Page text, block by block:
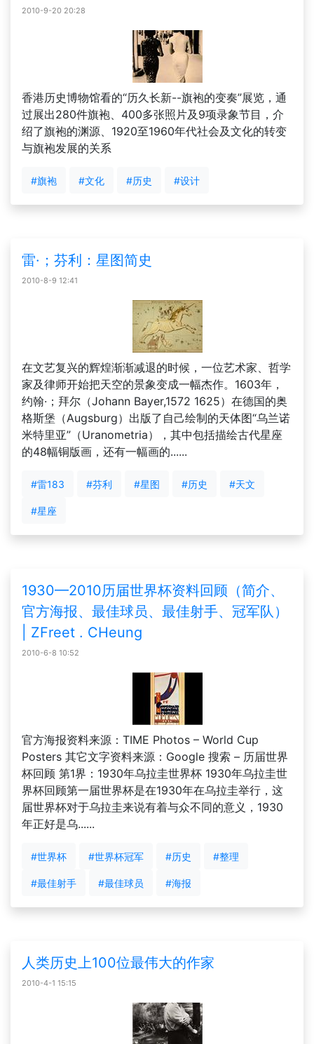
2010-9-20 20:28
香港历史博物馆看的“历久长新--旗袍的变奏”展览，通
过展出280件旗袍、400多张照片及9项录象节目，介
绍了旗袍的渊源、1920至1960年代社会及文化的转变
与旗袍发展的关系
#旗袍 #文化 #历史 #设计
雷·；芬利：星图简史
2010-8-9 12:41
在文艺复兴的辉煌渐渐减退的时候，一位艺术家、哲学
家及律师开始把天空的景象变成一幅杰作。1603年，
约翰·；拜尔（Johann Bayer,1572 1625）在德国的奥
格斯堡（Augsburg）出版了自己绘制的天体图“乌兰诺
米特里亚”（Uranometria），其中包括描绘古代星座
的48幅铜版画，还有一幅画的......
#雷183 #芬利 #星图 #历史 #天文
#星座
1930—2010历届世界杯资料回顾（简介、
官方海报、最佳球员、最佳射手、冠军队）
| ZFreet . CHeung
2010-6-8 10:52
官方海报资料来源：TIME Photos – World Cup
Posters 其它文字资料来源：Google 搜索 – 历届世界
杯回顾 第1界：1930年乌拉圭世界杯 1930年乌拉圭世
界杯回顾第一届世界杯是在1930年在乌拉圭举行，这
届世界杯对于乌拉圭来说有着与众不同的意义，1930
年正好是乌......
#世界杯 #世界杯冠军 #历史 #整理
#最佳射手 #最佳球员 #海报
人类历史上100位最伟大的作家
2010-4-1 15:15